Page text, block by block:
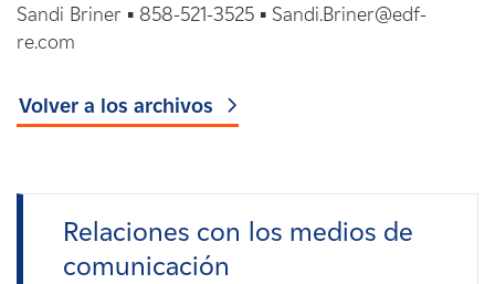
Sandi Briner ▪ 858-521-3525 ▪ Sandi.Briner@edf-
re.com
Volver a los archivos
Relaciones con los medios de
comunicación